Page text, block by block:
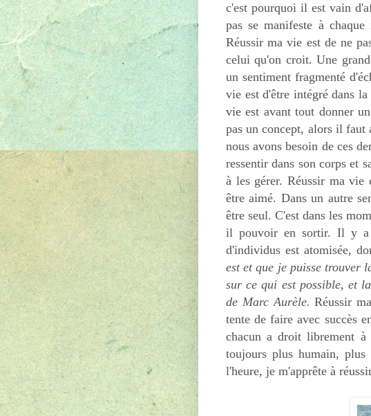
c'est pourquoi il est vain
pas se manifeste à
Réussir ma vie est de ne
celui qu'on croit. Une
un sentiment fragmenté
vie est d'être intégré dans
vie est avant tout donner
pas un concept, alors il faut
nous avons besoin de ces
ressentir dans son corps et
à les gérer. Réussir ma vie
être aimé. Dans un autre
être seul. C'est dans les
il pouvoir en sortir. Il y a
d'individus est atomisée,
est et que je puisse trouver
sur ce qui est possible, et
de Marc Aurèle. Réussir
tente de faire avec succès
chacun a droit librement
toujours plus humain,
l'heure, je m'apprête à